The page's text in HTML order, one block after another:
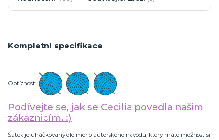
Kompletní specifikace
Obtížnost:
Podívejte se, jak se Cecilia povedla našim
zákaznicím. :)
Šátek je uháčkovaný dle mého autorského návodu, který máte možnost si